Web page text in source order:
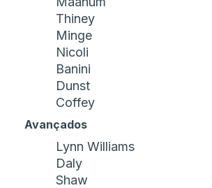
Thiney
Minge
Nicoli
Banini
Dunst
Coffey
Avançados
Lynn Williams
Daly
Shaw